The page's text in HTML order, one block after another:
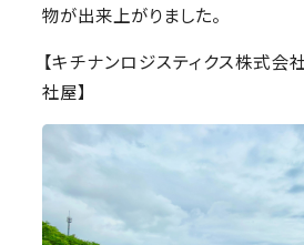
物が出来上がりました。
【キチナンロジスティクス株
社屋】